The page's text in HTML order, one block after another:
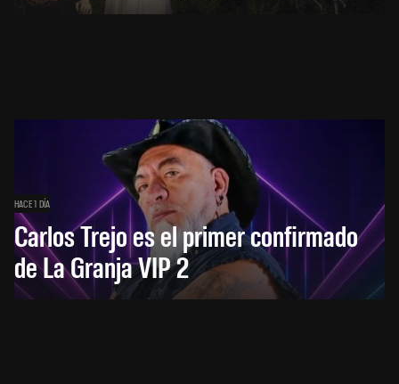
HACE 1 DÍA
Carlos Trejo es el primer confirmado
de La Granja VIP 2